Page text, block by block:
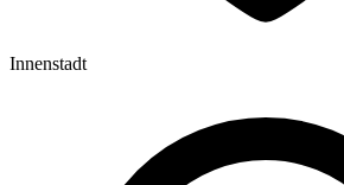
Innenstadt